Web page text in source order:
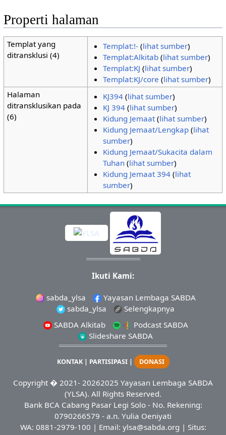
Properti halaman
Templat yang
ditransklusi (4)
Templat:!- (lihat sumber)
Templat:Alkitab (lihat sumber)
Templat:KJ (lihat sumber)
Templat:KJ/core (lihat sumber)
Halaman
ditransklusikan pada
(6)
KJ394 (lihat sumber)
KJ 394 (lihat sumber)
Kidung Jemaat(lihat sumber)
Kidung Jemaat/Lengkap (lihat
sumber)
Kidung Jemaat/Sukacita dalam
Tuhan (lihat sumber)
Kidung Jemaat 394 (lihat
sumber)
Ikuti Kami:
sabda_ylsa
Yayasan Lembaga SABDA
sabda_ylsa
Selengkapnya
SABDA Alkitab
Podcast SABDA
Slideshare SABDA
KONTAK| PARTISIPASI| DONASI
Copyright � 2021- 20262025 Yayasan Lembaga SABDA
(YLSA). All Rights Reserved.
Bank BCA Cabang Pasar Legi Solo - No. Rekening:
0790266579 - a.n. Yulia Oeniyati
WA: 0881-2979-100 | Email: ylsa@sabda.org | Situs: